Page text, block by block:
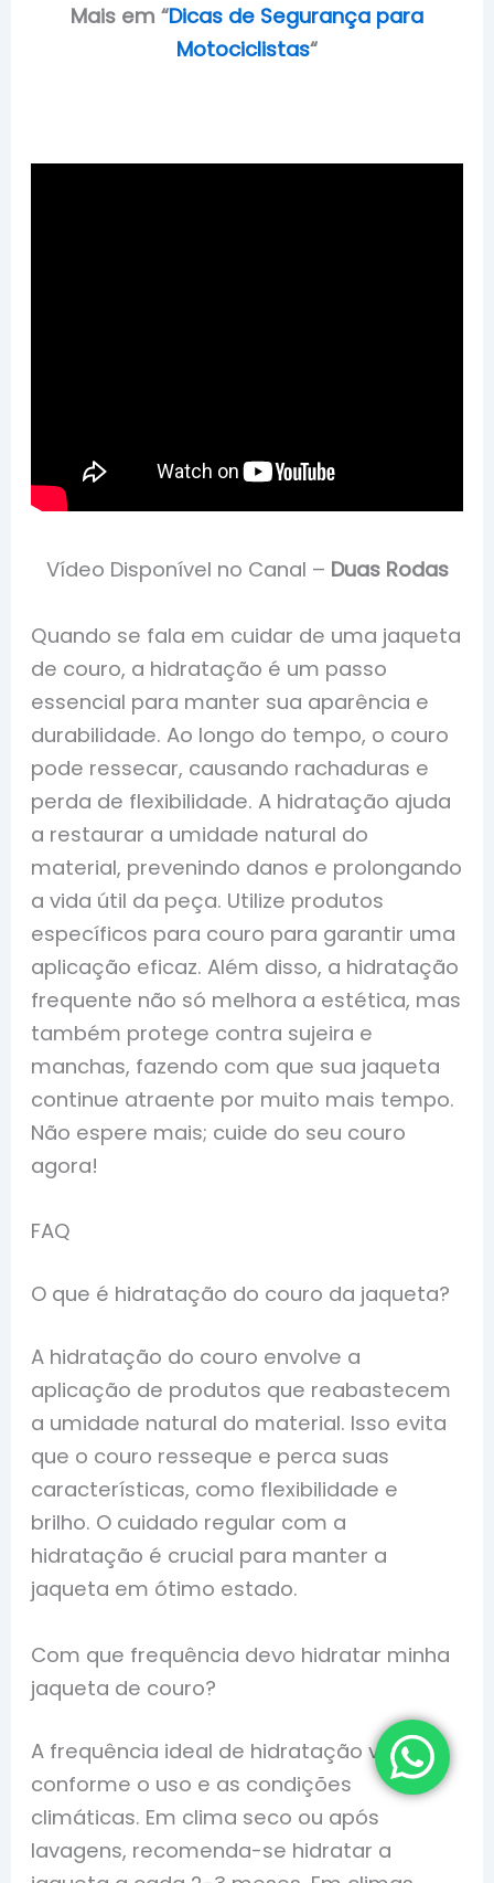
Mais em “Dicas de Segurança para
Motociclistas“
Vídeo Disponível no Canal – Duas Rodas
Quando se fala em cuidar de uma jaqueta
de couro, a hidratação é um passo
essencial para manter sua aparência e
durabilidade. Ao longo do tempo, o couro
pode ressecar, causando rachaduras e
perda de flexibilidade. A hidratação ajuda
a restaurar a umidade natural do
material, prevenindo danos e prolongando
a vida útil da peça. Utilize produtos
específicos para couro para garantir uma
aplicação eficaz. Além disso, a hidratação
frequente não só melhora a estética, mas
também protege contra sujeira e
manchas, fazendo com que sua jaqueta
continue atraente por muito mais tempo.
Não espere mais; cuide do seu couro
agora!
FAQ
O que é hidratação do couro da jaqueta?
A hidratação do couro envolve a
aplicação de produtos que reabastecem
a umidade natural do material. Isso evita
que o couro resseque e perca suas
características, como flexibilidade e
brilho. O cuidado regular com a
hidratação é crucial para manter a
jaqueta em ótimo estado.
Com que frequência devo hidratar minha
jaqueta de couro?
A frequência ideal de hidratação varia
conforme o uso e as condições
climáticas. Em clima seco ou após
lavagens, recomenda-se hidratar a